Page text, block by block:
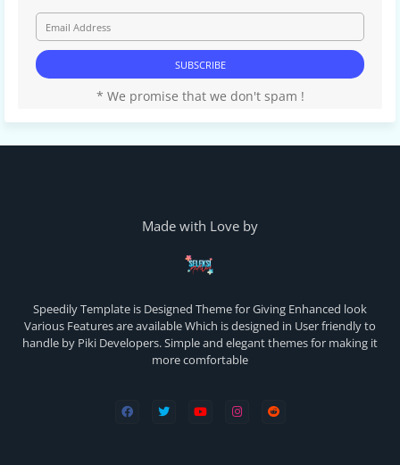
* We promise that we don't spam !
Made with Love by
Speedily Template is Designed Theme for Giving Enhanced look
Various Features are available Which is designed in User friendly to
handle by Piki Developers. Simple and elegant themes for making it
more comfortable